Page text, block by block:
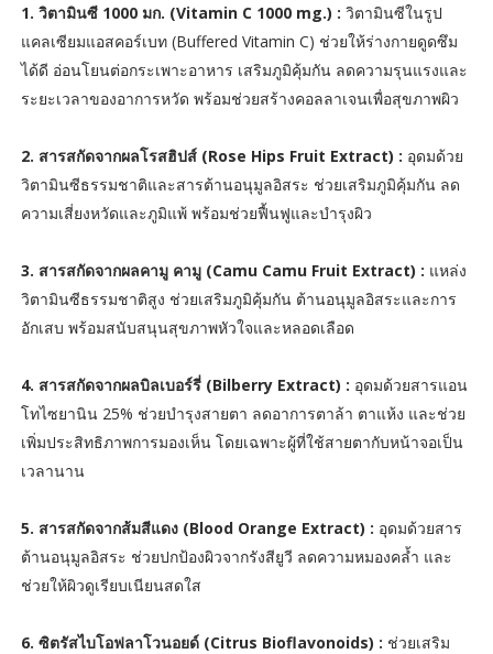
1. วิตามินซี 1000 มก. (Vitamin C 1000 mg.) : วิตามินซีในรูป
แคลเซียมแอสคอร์เบท (Buffered Vitamin C) ช่วยให้ร่างกายดูดซึม
ได้ดี อ่อนโยนต่อกระเพาะอาหาร เสริมภูมิคุ้มกัน ลดความรุนแรงและ
ระยะเวลาของอาการหวัด พร้อมช่วยสร้างคอลลาเจนเพื่อสุขภาพผิว
2. สารสกัดจากผลโรสฮิปส์ (Rose Hips Fruit Extract) : อุดมด้วย
วิตามินซีธรรมชาติและสารต้านอนุมูลอิสระ ช่วยเสริมภูมิคุ้มกัน ลด
ความเสี่ยงหวัดและภูมิแพ้ พร้อมช่วยฟื้นฟูและบำรุงผิว
3. สารสกัดจากผลคามู คามู (Camu Camu Fruit Extract) : แหล่ง
วิตามินซีธรรมชาติสูง ช่วยเสริมภูมิคุ้มกัน ต้านอนุมูลอิสระและการ
อักเสบ พร้อมสนับสนุนสุขภาพหัวใจและหลอดเลือด
4. สารสกัดจากผลบิลเบอร์รี่ (Bilberry Extract) : อุดมด้วยสารแอน
โทไซยานิน 25% ช่วยบำรุงสายตา ลดอาการตาล้า ตาแห้ง และช่วย
เพิ่มประสิทธิภาพการมองเห็น โดยเฉพาะผู้ที่ใช้สายตากับหน้าจอเป็น
เวลานาน
5. สารสกัดจากส้มสีแดง (Blood Orange Extract) : อุดมด้วยสาร
ต้านอนุมูลอิสระ ช่วยปกป้องผิวจากรังสียูวี ลดความหมองคล้ำ และ
ช่วยให้ผิวดูเรียบเนียนสดใส
6. ซิตรัสไบโอฟลาโวนอยด์ (Citrus Bioflavonoids) : ช่วยเสริม